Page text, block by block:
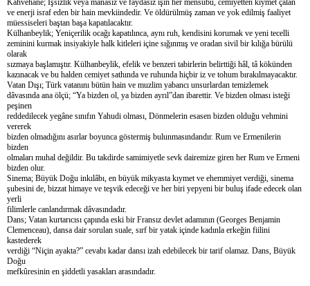
ve enerji israf eden bir hain mevkiindedir. Ve öldürülmüş zaman ve yok edilmiş faaliyet
müessiseleri baştan başa kapatılacaktır.
Külhanbeylik; Yeniçerilik ocağı kapatılınca, aynı ruh, kendisini korumak ve yeni tecelli
zeminini kurmak insiyakiyle halk kitleleri içine sığınmış ve oradan sivil bir kılığa bürülü
olarak
sızmaya başlamıştır. Külhanbeylik, efelik ve benzeri tabirlerin belirttiği hâl, tâ kökünden
kazınacak ve bu halden cemiyet sathında ve ruhunda hiçbir iz ve tohum bırakılmayacaktır.
Vatan Dışı; Türk vatanını bütün hain ve muzlim yabancı unsurlardan temizlemek
dâvasında ana ölçü; “Ya bizden ol, ya bizden ayrıl”dan ibarettir. Ve bizden olması isteği
peşinen
reddedilecek yegâne sınıfın Yahudi olması, Dönmelerin esasen bizden olduğu vehmini
vererek
bizden olmadığını asırlar boyunca göstermiş bulunmasındandır. Rum ve Ermenilerin
bizden
olmaları muhal değildir. Bu takdirde samimiyetle sevk dairemize giren her Rum ve Ermeni
bizden olur.
Sinema; Büyük Doğu inkılâbı, en büyük mikyasta kıymet ve ehemmiyet verdiği, sinema
şubesini de, bizzat himaye ve teşvik edeceği ve her biri yepyeni bir buluş ifade edecek olan
yerli
filimlerle canlandırmak dâvasındadır.
Dans; Vatan kurtarıcısı çapında eski bir Fransız devlet adamının (Georges Benjamin
Clemenceau), dansa dair sorulan suale, sırf bir yatak içinde kadınla erkeğin fiilini
kastederek
verdiği “Niçin ayakta?” cevabı kadar dansı izah edebilecek bir tarif olamaz. Dans, Büyük
Doğu
mefkûresinin en şiddetli yasakları arasındadır.